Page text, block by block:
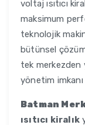
voltaj ısıtıcı
maksimum
teknolojik
bütünsel
tek
yönetim imkanı
Batman
ısıtıcı kiralık